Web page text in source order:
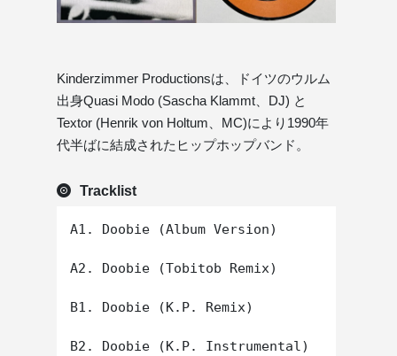
Kinderzimmer Productionsは、ドイツのウルム
出身Quasi Modo (Sascha Klammt、DJ) と
Textor (Henrik von Holtum、MC)により1990年
代半ばに結成されたヒップホップバンド。
Tracklist
A1. Doobie (Album Version)
A2. Doobie (Tobitob Remix)
B1. Doobie (K.P. Remix)
B2. Doobie (K.P. Instrumental)